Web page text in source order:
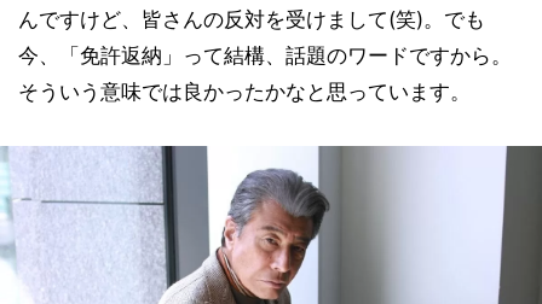
んですけど、皆さんの反対を受けまして(笑)。でも
今、「免許返納」って結構、話題のワードですから。
そういう意味では良かったかなと思っています。